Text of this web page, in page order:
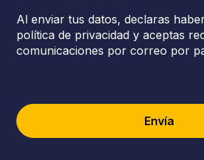
Al enviar tus datos, declaras
política de privacidad y aceptas
comunicaciones por correo por
Envía